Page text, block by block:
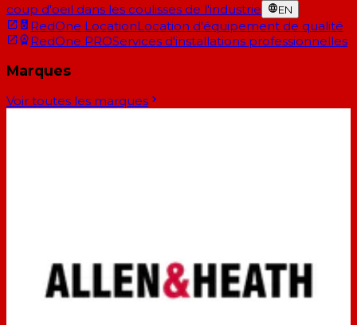
coup d'oeil dans les coulisses de l'industrie EN
RedOne LocationLocation d'équipement de qualité
RedOne PROServices d'installations professionnelles
Marques
Voir toutes les marques